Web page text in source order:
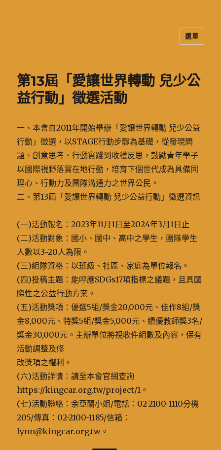
選單
第13屆「愛讓世界轉動 兒少公
益行動」徵選活動
一、本會自2011年開始舉辦「愛讓世界轉動 兒少公益
行動」徵選，以STAGE行動步驟為基礎，從發現問
題、創意思考、行動實踐到收穫反思，鼓勵青年學子
以國際視野落實在地行動，培育下個世代成為具備同
理心、行動力及團隊溝通力之世界公民。
二、第13屆「愛讓世界轉動 兒少公益行動」徵選資訊
(一)活動報名：2023年11月1日至2024年3月1日止
(二)活動對象：國小、國中、高中之學生，團隊學生
人數以3~20人為限。
(三)組隊資格：以班級、社區、家庭為單位報名。
(四)投稿主題：能呼應SDGs17項指標之議題，且具國
際性之公益行動方案。
(五)活動獎項：優選5組/獎金20,000元、佳作8組/獎
金8,000元、特獎5組/獎金5,000元、績優教師獎3名/
獎金30,000元。主辦單位將視收件組數及內容，保有
活動調整及修
改獎項之權利。
(六)活動詳情：請至本會官網查詢
https://kingcar.org.tw/project/1。
(七)活動聯絡：余亞蘭小姐/電話：02-2100-1110分機
205/傳真：02-2100-1185/信箱：
lynn@kingcar.org.tw。